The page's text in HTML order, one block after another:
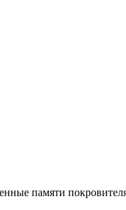
памяти